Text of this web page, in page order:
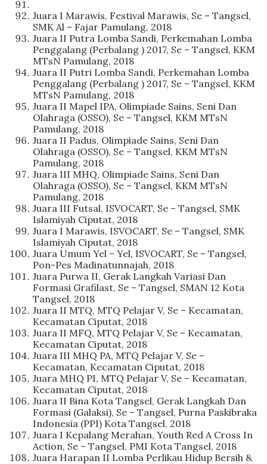
Juara I Marawis, Festival Marawis, Se – Tangsel,
SMK Al – Fajar Pamulang, 2018
Juara II Putra Lomba Sandi, Perkemahan Lomba
Penggalang (Perbalang ) 2017, Se – Tangsel, KKM
MTsN Pamulang, 2018
Juara II Putri Lomba Sandi, Perkemahan Lomba
Penggalang (Perbalang ) 2017, Se – Tangsel, KKM
MTsN Pamulang, 2018
Juara II Mapel IPA, Olimpiade Sains, Seni Dan
Olahraga (OSSO), Se – Tangsel, KKM MTsN
Pamulang, 2018
Juara II Padus, Olimpiade Sains, Seni Dan
Olahraga (OSSO), Se – Tangsel, KKM MTsN
Pamulang, 2018
Juara III MHQ, Olimpiade Sains, Seni Dan
Olahraga (OSSO), Se – Tangsel, KKM MTsN
Pamulang, 2018
Juara III Futsal, ISVOCART, Se – Tangsel, SMK
Islamiyah Ciputat, 2018
Juara I Marawis, ISVOCART, Se – Tangsel, SMK
Islamiyah Ciputat, 2018
Juara Umum Yel – Yel, ISVOCART, Se – Tangsel,
Pon-Pes Madinatunnajah, 2018
Juara Purwa II, Gerak Langkah Variasi Dan
Formasi Grafilast, Se – Tangsel, SMAN 12 Kota
Tangsel, 2018
Juara II MTQ, MTQ Pelajar V, Se – Kecamatan,
Kecamatan Ciputat, 2018
Juara II MFQ, MTQ Pelajar V, Se – Kecamatan,
Kecamatan Ciputat, 2018
Juara III MHQ PA, MTQ Pelajar V, Se –
Kecamatan, Kecamatan Ciputat, 2018
Juara MHQ PI, MTQ Pelajar V, Se – Kecamatan,
Kecamatan Ciputat, 2018
Juara II Bina Kota Tangsel, Gerak Langkah Dan
Formasi (Galaksi), Se – Tangsel, Purna Paskibraka
Indonesia (PPI) Kota Tangsel, 2018
Juara I Kepalang Merahan, Youth Red A Cross In
Action, Se – Tangsel, PMI Kota Tangsel, 2018
Juara Harapan II Lomba Perlikau Hidup Bersih &